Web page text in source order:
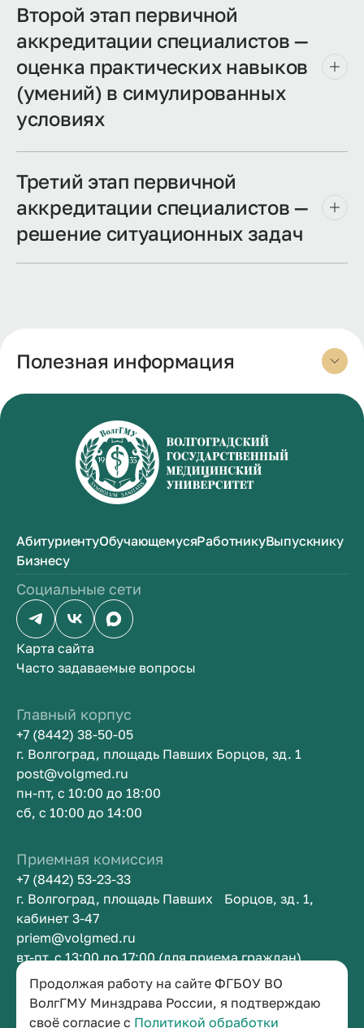
Продолжая работу на сайте ФГБОУ ВО
ВолгГМУ Минздрава России, я подтверждаю
своё согласие с Политикой обработки
Второй этап первичной
аккредитации специалистов —
оценка практических навыков
(умений) в симулированных
условиях
Третий этап первичной
аккредитации специалистов —
решение ситуационных задач
Полезная информация
АбитуриентуОбучающемусяРаботникуВыпускнику
Бизнесу
Социальные сети
Карта сайта
Часто задаваемые вопросы
Главный корпус
+7 (8442) 38-50-05
г. Волгоград, площадь Павших Борцов, зд. 1
post@volgmed.ru
пн-пт, с 10:00 до 18:00
сб, с 10:00 до 14:00
Приемная комиссия
+7 (8442) 53-23-33
г. Волгоград, площадь Павших Борцов, зд. 1,
кабинет 3-47
priem@volgmed.ru
вт-пт, с 13:00 до 17:00 (для приема граждан)
Приемная ректора
+7 (8442) 38-50-05